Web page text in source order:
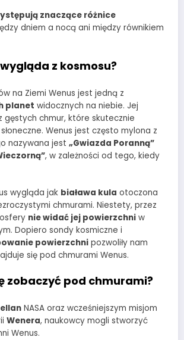
znaczące różnice
dniem a nocą ani między równikiem
z kosmosu?
na Ziemi Wenus jest jedną z
planet widocznych na niebie. Jej
gęstych chmur, które skutecznie
Wenus jest często mylona z
nazywana jest „Gwiazda Poranną”
, w zależności od tego, kiedy
wygląda jak biaława kula otoczona
chmurami. Niestety, przez
nie widać jej powierzchni w
Dopiero sondy kosmiczne i
powierzchni pozwoliły nam
się pod chmurami Wenus.
zobaczyć pod chmurami?
NASA oraz wcześniejszym misjom
Wenera, naukowcy mogli stworzyć
Wenus.